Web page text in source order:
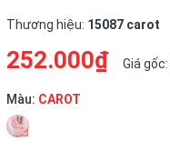
Thương hiệu: 15087 carot
252.000₫ Giá gốc:
Màu: CAROT